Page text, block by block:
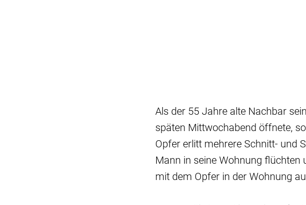
Als der 55 Jahre alte Nachbar
späten Mittwochabend öffnete,
Opfer erlitt mehrere Schnitt- und
Mann in seine Wohnung flüchten
mit dem Opfer in der Wohnung